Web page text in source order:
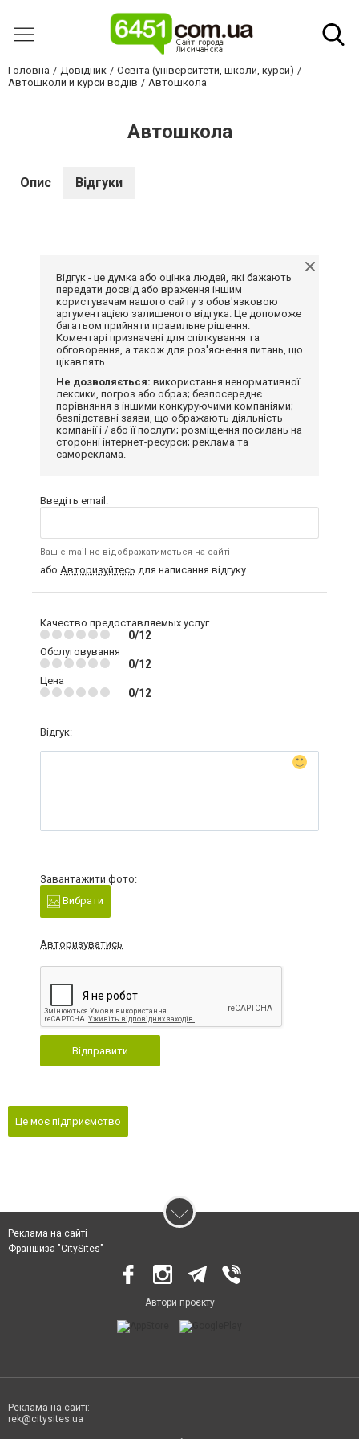
Головна Довідник
Освіта (університети, школи, курси)
Автошколи й курси водіїв
Автошкола
Автошкола
Опис Відгуки
Відгук - це думка або оцінка людей, які бажають
передати досвід або враження іншим
користувачам нашого сайту з обов'язковою
аргументацією залишеного відгука. Це допоможе
багатьом прийняти правильне рішення.
Коментарі призначені для спілкування та
обговорення, а також для роз'яснення питань, що
цікавлять.
Не дозволяється: використання ненормативної
лексики, погроз або образ; безпосереднє
порівняння з іншими конкуруючими компаніями;
безпідставні заяви, що ображають діяльність
компанії і / або її послуги; розміщення посилань на
сторонні інтернет-ресурси; реклама та
самореклама.
Введіть email:
Ваш e-mail не відображатиметься на сайті
або Авторизуйтесь для написання відгуку
Качество предоставляемых услуг
0/12
Обслуговування
0/12
Цена
0/12
Відгук:
Завантажити фото:
Вибрати
Авторизуватись
Відправити
Це моє підприємство
Реклама на сайті
Франшиза "CitySites"
Автори проєкту
Реклама на сайті:
rek@citysites.ua